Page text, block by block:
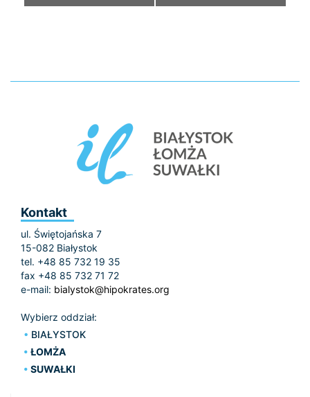
Kontakt
ul. Świętojańska 7
15-082 Białystok
tel. +48 85 732 19 35
fax +48 85 732 71 72
e-mail: bialystok@hipokrates.org
Wybierz oddział:
BIAŁYSTOK
ŁOMŻA
SUWAŁKI